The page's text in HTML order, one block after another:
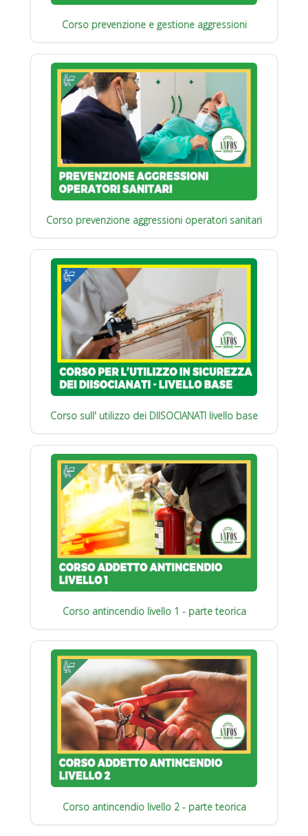
Corso prevenzione e gestione aggressioni
Corso prevenzione aggressioni operatori sanitari
Corso sull' utilizzo dei DIISOCIANATI livello base
Corso antincendio livello 1 - parte teorica
Corso antincendio livello 2 - parte teorica